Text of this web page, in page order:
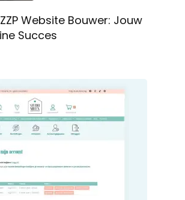
Website Bouwer: Jouw
Succes